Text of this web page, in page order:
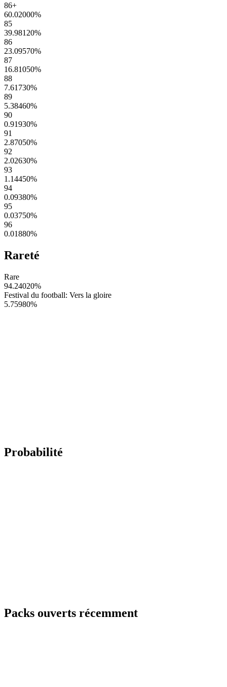
86+
60.02000%
85
39.98120%
86
23.09570%
87
16.81050%
88
7.61730%
89
5.38460%
90
0.91930%
91
2.87050%
92
2.02630%
93
1.14450%
94
0.09380%
95
0.03750%
96
0.01880%
Rareté
Rare
94.24020%
Festival du football: Vers la gloire
5.75980%
Probabilité
Packs ouverts récemment